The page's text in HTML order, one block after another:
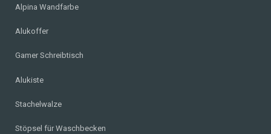
Alpina Wandfarbe
Alukoffer
Gamer Schreibtisch
Alukiste
Stachelwalze
Stöpsel für Waschbecken